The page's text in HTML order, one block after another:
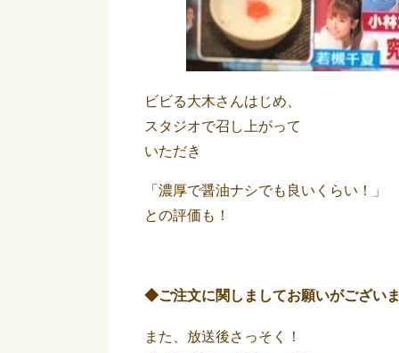
ビビる大木さんはじめ、
スタジオで召し上がって
いただき
「濃厚で醤油ナシでも良いくらい！」
との評価も！
◆ご注文に関しましてお願いがござい
また、放送後さっそく！